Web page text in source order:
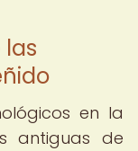
en la
antiguas de